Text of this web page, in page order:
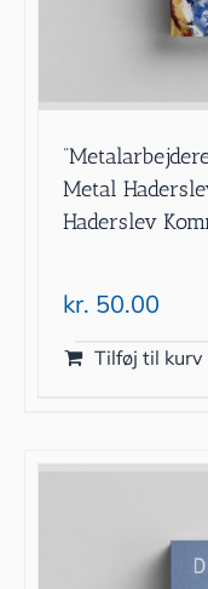
Metal
Haderslev
kr. 50.00
Tilføj til kurv